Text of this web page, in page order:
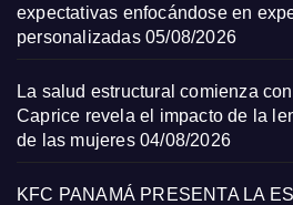
expectativas enfocándose en
personalizadas 05/08/2026
La salud estructural comienza
Caprice revela el impacto de la
de las mujeres 04/08/2026
KFC PANAMÁ PRESENTA LA